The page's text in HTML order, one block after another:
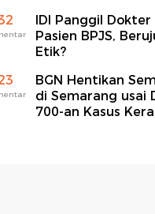
IDI Panggil Dokter
Pasien BPJS,
Etik?
BGN Hentikan
di Semarang usai
700-an Kasus